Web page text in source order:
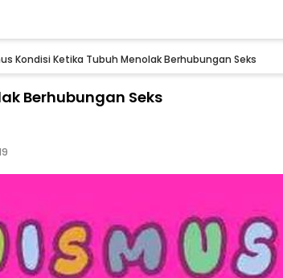
Kondisi Ketika Tubuh Menolak Berhubungan Seks
Berhubungan Seks